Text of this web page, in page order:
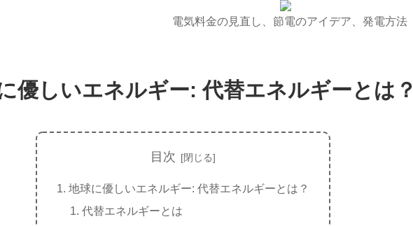
電気料金の見直し、節電のアイデア、発電方法
優しいエネルギー: 代替エネルギーとは？
目次
地球に優しいエネルギー: 代替エネルギーとは？
代替エネルギーとは